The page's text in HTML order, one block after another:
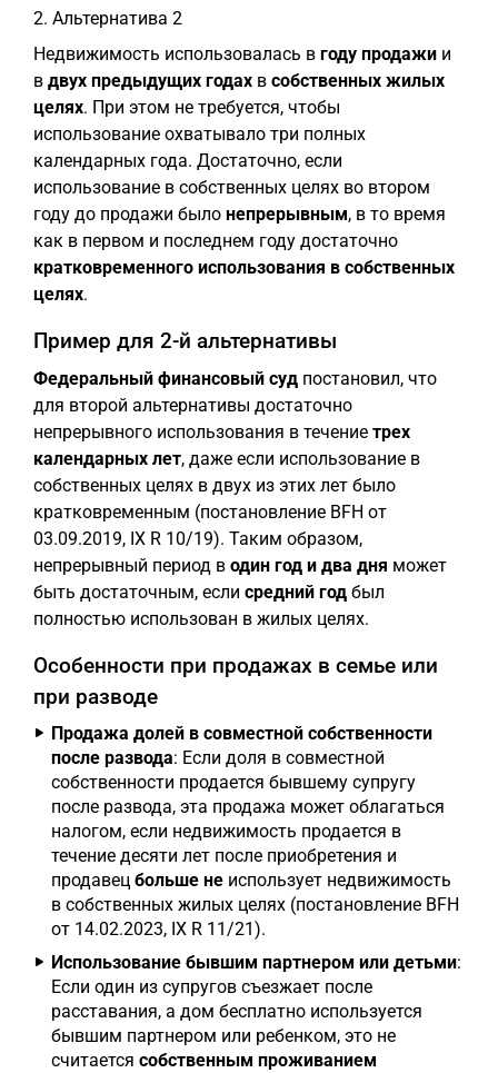
2. Альтернатива 2
Недвижимость использовалась в году продажи и
в двух предыдущих годах в собственных жилых
целях. При этом не требуется, чтобы
использование охватывало три полных
календарных года. Достаточно, если
использование в собственных целях во втором
году до продажи было непрерывным, в то время
как в первом и последнем году достаточно
кратковременного использования в собственных
целях.
Пример для 2-й альтернативы
Федеральный финансовый суд постановил, что
для второй альтернативы достаточно
непрерывного использования в течение трех
календарных лет, даже если использование в
собственных целях в двух из этих лет было
кратковременным (постановление BFH от
03.09.2019, IX R 10/19). Таким образом,
непрерывный период в один год и два дня может
быть достаточным, если средний год был
полностью использован в жилых целях.
Особенности при продажах в семье или
при разводе
Продажа долей в совместной собственности
после развода: Если доля в совместной
собственности продается бывшему супругу
после развода, эта продажа может облагаться
налогом, если недвижимость продается в
течение десяти лет после приобретения и
продавец больше не использует недвижимость
в собственных жилых целях (постановление BFH
от 14.02.2023, IX R 11/21).
Использование бывшим партнером или детьми:
Если один из супругов съезжает после
расставания, а дом бесплатно используется
бывшим партнером или ребенком, это не
считается собственным проживанием